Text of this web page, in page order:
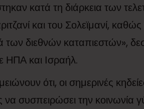
κατά τη διάρκεια των
και του Σολεϊμανί,
διεθνών καταπιεστών»,
ΗΠΑ και Ισραήλ.​
ότι, οι σημερινές
συσπειρώσει την κοινωνία